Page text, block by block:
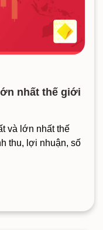
nhất thế giới
và lớn nhất thế
thu, lợi nhuận, số